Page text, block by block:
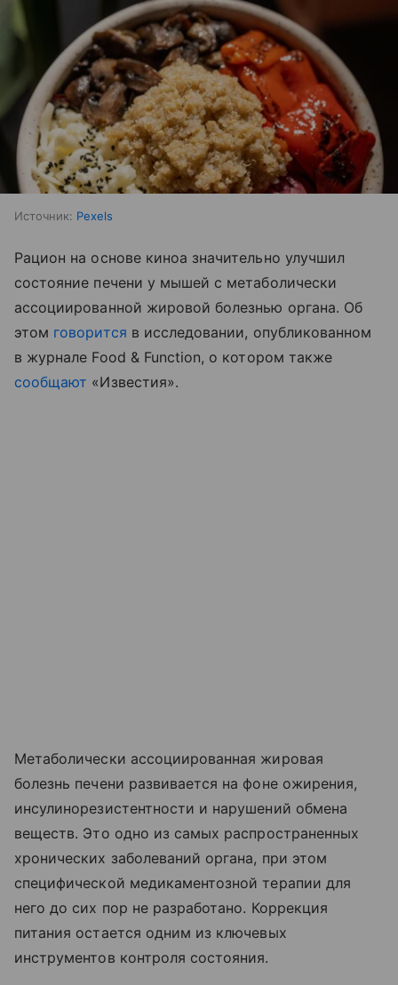
Источник: Pexels
Рацион на основе киноа значительно улучшил
состояние печени у мышей с метаболически
ассоциированной жировой болезнью органа. Об
этом говорится в исследовании, опубликованном
в журнале Food & Function, о котором также
сообщают «Известия».
Метаболически ассоциированная жировая
болезнь печени развивается на фоне ожирения,
инсулинорезистентности и нарушений обмена
веществ. Это одно из самых распространенных
хронических заболеваний органа, при этом
специфической медикаментозной терапии для
него до сих пор не разработано. Коррекция
питания остается одним из ключевых
инструментов контроля состояния.